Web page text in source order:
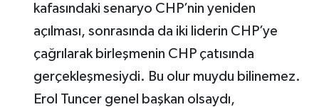
kafasındaki senaryo CHP’nin yeniden
açılması, sonrasında da iki liderin CHP’ye
çağrılarak birleşmenin CHP çatısında
gerçekleşmesiydi. Bu olur muydu bilinemez.
Erol Tuncer genel başkan olsaydı,